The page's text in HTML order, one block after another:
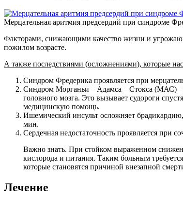
Мерцательная аритмия предсердий при синдроме
Факторами, снижающими качество жизни и
пожилом возрасте.
А также последствиями (осложнениями), которые
Синдром Фредерика проявляется при
Синдром Морганьи – Адамса – Стокса (МАС) –
головного мозга. Это вызывает судороги
медицинскую помощь.
Ишемический инсульт осложняет брадикардию,
мин.
Сердечная недостаточность проявляется при
Важно знать. При стойком выраженном
кислорода и питания. Таким больным
которые становятся причиной внезапной
Лечение